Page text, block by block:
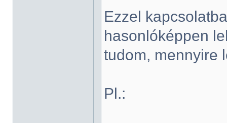
Ezzel
hasonlóképpen
tudom, mennyire
Pl.: